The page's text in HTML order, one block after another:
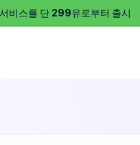
비스를 단 299유로부터 출시